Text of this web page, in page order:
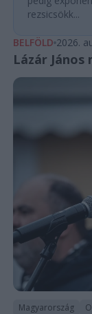
rezsicsökk...
BELFÖLD 2026.
Lázár
Magyarország